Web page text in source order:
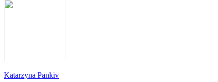
Katarzyna Pankiv